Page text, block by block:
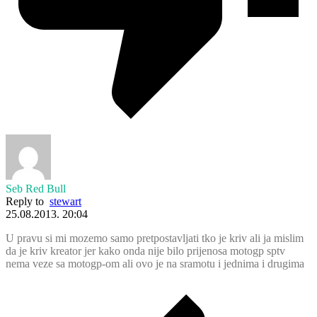
Seb Red Bull
Reply to stewart
25.08.2013. 20:04
U pravu si mi mozemo samo pretpostavljati tko je kriv ali ja mislim
da je kriv kreator jer kako onda nije bilo prijenosa motogp sptv
nema veze sa motogp-om ali ovo je na sramotu i jednima i drugima